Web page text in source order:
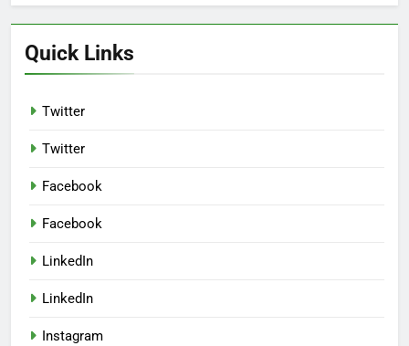
Quick Links
Twitter
Twitter
Facebook
Facebook
LinkedIn
LinkedIn
Instagram